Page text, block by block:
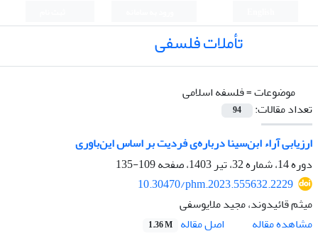
تأملات فلسفی
موضوعات =فلسفه اسلامی
تعداد مقالات:
94
ارزیابی آراء ابن‌سینا درباره‌ی فردیت بر اساس این‌باوری
دوره 14، شماره 32، تیر 1403، صفحه
109-135
10.30470/phm.2023.555632.2229
میثم قائیدوند، مجید ملایوسفی
مشاهده مقاله
اصل مقاله 1.36 M